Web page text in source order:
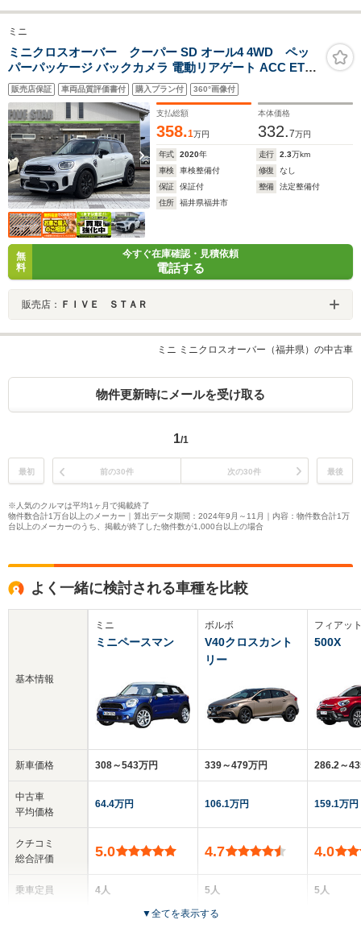
ミニ
ミニクロスオーバー クーパー SD オール4 4WD ペッ
パーパッケージ バックカメラ 電動リアゲート ACC ETC
MINIコネクト Bluetooth インテリジェントセーフティ パ
ークディスタンスコントロール
販売店保証 車両品質評価書付 購入プラン付 360°画像付
支払総額
358.1万円
本体価格
332.7万円
年式 2020年 走行 2.3万km
車検
車検整備付 修復
なし
保証
保証付 整備
法定整備付
住所
福井県福井市
無
料
今すぐ在庫確認・見積依頼
電話する
販売店： ＦＩＶＥ ＳＴＡＲ
ミニ ミニクロスオーバー（福井県）の中古車
物件更新時にメールを受け取る
1/1
最初 前の30件 次の30件 最後
※人気のクルマは平均1ヶ月で掲載終了
物件数合計1万台以上のメーカー｜算出データ期間：2024年9月～11月｜内容：物件数合計1万
台以上のメーカーのうち、掲載が終了した物件数が1,000台以上の場合
よく一緒に検討される車種を比較
基本情報
新車価格
中古車
平均価格
クチコミ
総合評価
乗車定員
ミニ
ミニペースマン
308～543万円
64.4万円
5.0
4人
ボルボ
V40クロスカント
リー
339～479万円
106.1万円
4.7
5人
5ドア
フィアッ
500X
286.2～
159.1万円
4.0
5人
▼全てを表示する